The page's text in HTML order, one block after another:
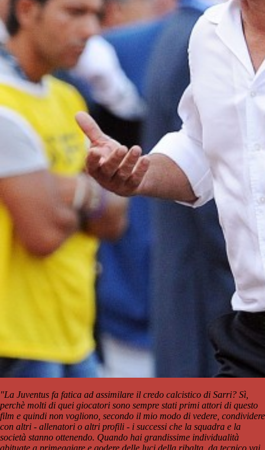
"La Juventus fa fatica ad assimilare il credo calcistico di Sarri? Sì,
perchè molti di quei giocatori sono sempre stati primi attori di questo
film e quindi non vogliono, secondo il mio modo di vedere, condividere
con altri - allenatori o altri profili - i successi che la squadra e la
società stanno ottenendo. Quando hai grandissime individualità